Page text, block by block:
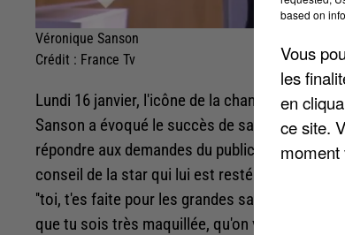
Véronique Sanson
Crédit : France Tv
Lundi 16 janvier, l'icône de la chanson
Sanson a évoqué le succès de sa tournée
répondre aux demandes du public. Par
conseil de la star qui lui est resté en mémoire
''toi, t'es faite pour les grandes salles, alors il
que tu sois très maquillée, qu'on voie tes
based on
Vous
les
en
ce site.
moment